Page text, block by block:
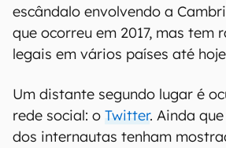
escândalo envolvendo a
que ocorreu em 2017, mas tem
legais em vários países até
Um distante segundo lugar é
rede social: o Twitter. Ainda
dos internautas tenham